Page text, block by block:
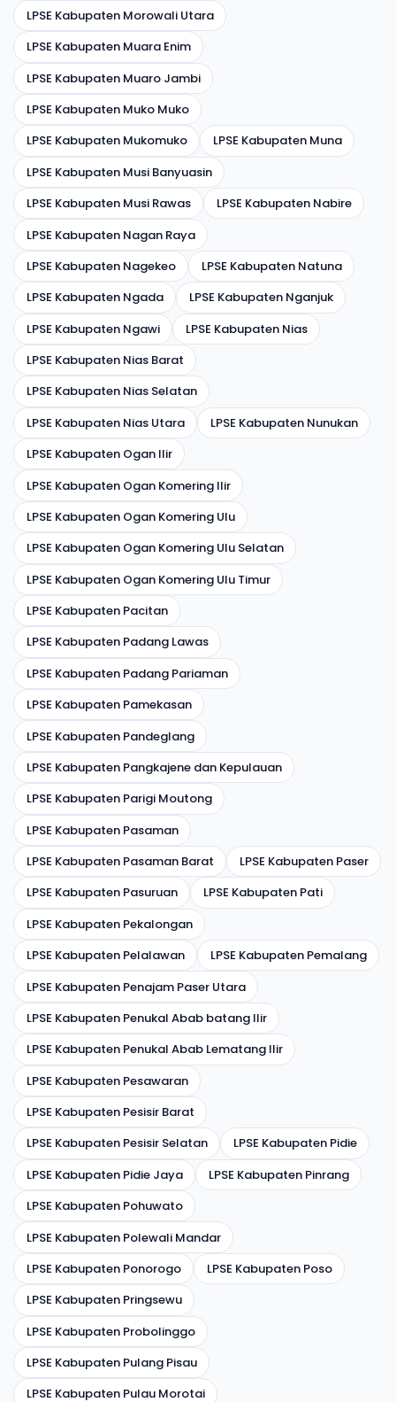
LPSE Kabupaten Morowali Utara
LPSE Kabupaten Muara Enim
LPSE Kabupaten Muaro Jambi
LPSE Kabupaten Muko Muko
LPSE Kabupaten Mukomuko
LPSE Kabupaten Muna
LPSE Kabupaten Musi Banyuasin
LPSE Kabupaten Musi Rawas
LPSE Kabupaten Nabire
LPSE Kabupaten Nagan Raya
LPSE Kabupaten Nagekeo
LPSE Kabupaten Natuna
LPSE Kabupaten Ngada
LPSE Kabupaten Nganjuk
LPSE Kabupaten Ngawi
LPSE Kabupaten Nias
LPSE Kabupaten Nias Barat
LPSE Kabupaten Nias Selatan
LPSE Kabupaten Nias Utara
LPSE Kabupaten Nunukan
LPSE Kabupaten Ogan Ilir
LPSE Kabupaten Ogan Komering Ilir
LPSE Kabupaten Ogan Komering Ulu
LPSE Kabupaten Ogan Komering Ulu Selatan
LPSE Kabupaten Ogan Komering Ulu Timur
LPSE Kabupaten Pacitan
LPSE Kabupaten Padang Lawas
LPSE Kabupaten Padang Pariaman
LPSE Kabupaten Pamekasan
LPSE Kabupaten Pandeglang
LPSE Kabupaten Pangkajene dan Kepulauan
LPSE Kabupaten Parigi Moutong
LPSE Kabupaten Pasaman
LPSE Kabupaten Pasaman Barat
LPSE Kabupaten Paser
LPSE Kabupaten Pasuruan
LPSE Kabupaten Pati
LPSE Kabupaten Pekalongan
LPSE Kabupaten Pelalawan
LPSE Kabupaten Pemalang
LPSE Kabupaten Penajam Paser Utara
LPSE Kabupaten Penukal Abab batang Ilir
LPSE Kabupaten Penukal Abab Lematang Ilir
LPSE Kabupaten Pesawaran
LPSE Kabupaten Pesisir Barat
LPSE Kabupaten Pesisir Selatan
LPSE Kabupaten Pidie
LPSE Kabupaten Pidie Jaya
LPSE Kabupaten Pinrang
LPSE Kabupaten Pohuwato
LPSE Kabupaten Polewali Mandar
LPSE Kabupaten Ponorogo
LPSE Kabupaten Poso
LPSE Kabupaten Pringsewu
LPSE Kabupaten Probolinggo
LPSE Kabupaten Pulang Pisau
LPSE Kabupaten Pulau Morotai